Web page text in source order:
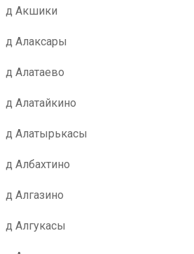
д Акшики
д Алаксары
д Алатаево
д Алатайкино
д Алатырькасы
д Албахтино
д Алгазино
д Алгукасы